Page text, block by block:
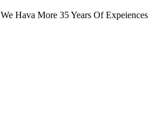
We Hava More 35 Years Of Expeiences